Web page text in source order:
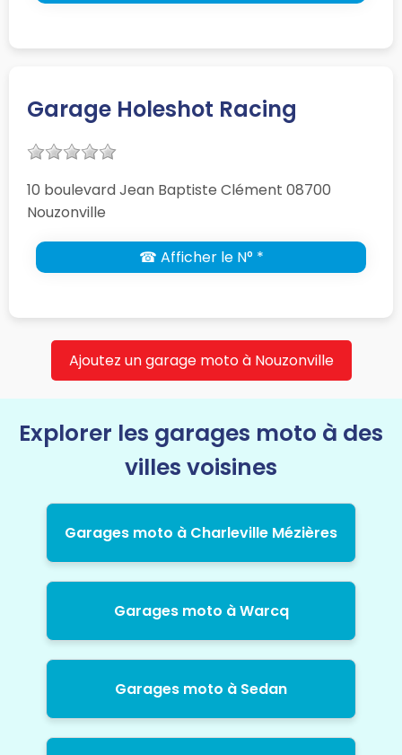
Garage Holeshot Racing
10 boulevard Jean Baptiste Clément 08700
Nouzonville
☎ Afficher le N° *
Ajoutez un garage moto à Nouzonville
Explorer les garages moto à des
villes voisines
Garages moto à Charleville Mézières
Garages moto à Warcq
Garages moto à Sedan